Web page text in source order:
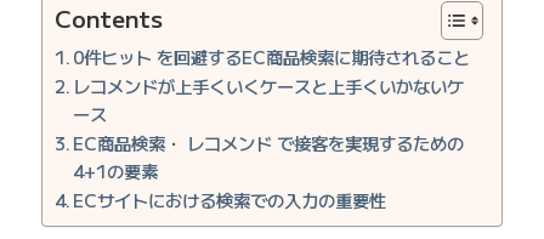
Contents
0件ヒット を回避するEC商品検索に期待されること
レコメンドが上手くいくケースと上手くいかないケ
ース
EC商品検索・ レコメンド で接客を実現するための
4+1の要素
ECサイトにおける検索での入力の重要性